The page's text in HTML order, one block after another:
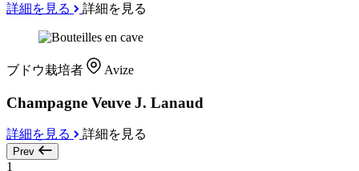
詳細を見る 詳細を見る
ブドウ栽培者 Avize
Champagne Veuve J. Lanaud
詳細を見る 詳細を見る
Prev
1